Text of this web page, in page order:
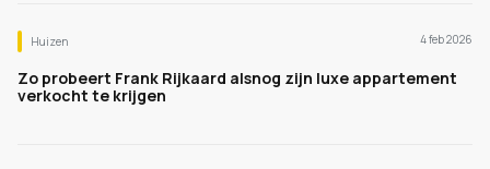
Huizen 4 feb 2026
Zo probeert Frank Rijkaard alsnog zijn luxe appartement
verkocht te krijgen